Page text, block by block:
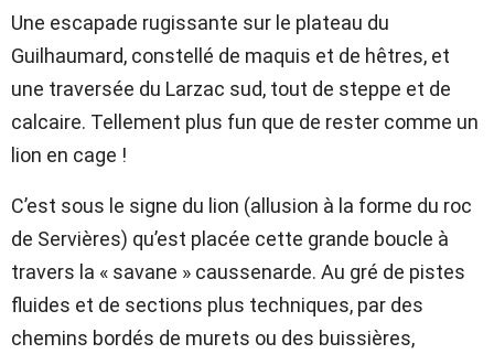
Une escapade rugissante sur le plateau du
Guilhaumard, constellé de maquis et de hêtres, et
une traversée du Larzac sud, tout de steppe et de
calcaire. Tellement plus fun que de rester comme un
lion en cage !
C’est sous le signe du lion (allusion à la forme du roc
de Servières) qu’est placée cette grande boucle à
travers la « savane » caussenarde. Au gré de pistes
fluides et de sections plus techniques, par des
chemins bordés de murets ou des buissières,